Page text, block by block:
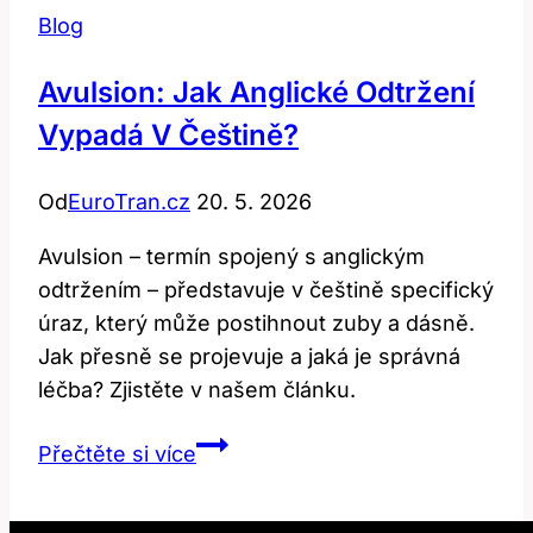
Blog
Avulsion: Jak Anglické Odtržení
Vypadá V Češtině?
OdEuroTran.cz 20. 5. 2026
Avulsion – termín spojený s anglickým
odtržením – představuje v češtině specifický
úraz, který může postihnout zuby a dásně.
Jak přesně se projevuje a jaká je správná
léčba? Zjistěte v našem článku.
Přečtěte si víceAvulsion: